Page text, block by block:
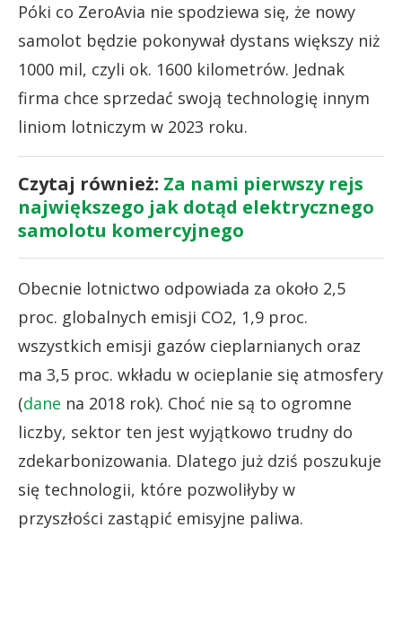
Póki co ZeroAvia nie spodziewa się, że nowy
samolot będzie pokonywał dystans większy niż
1000 mil, czyli ok. 1600 kilometrów. Jednak
firma chce sprzedać swoją technologię innym
liniom lotniczym w 2023 roku.
Czytaj również: Za nami pierwszy rejs
największego jak dotąd elektrycznego
samolotu komercyjnego
Obecnie lotnictwo odpowiada za około 2,5
proc. globalnych emisji CO2, 1,9 proc.
wszystkich emisji gazów cieplarnianych oraz
ma 3,5 proc. wkładu w ocieplanie się atmosfery
(dane na 2018 rok). Choć nie są to ogromne
liczby, sektor ten jest wyjątkowo trudny do
zdekarbonizowania. Dlatego już dziś poszukuje
się technologii, które pozwoliłyby w
przyszłości zastąpić emisyjne paliwa.